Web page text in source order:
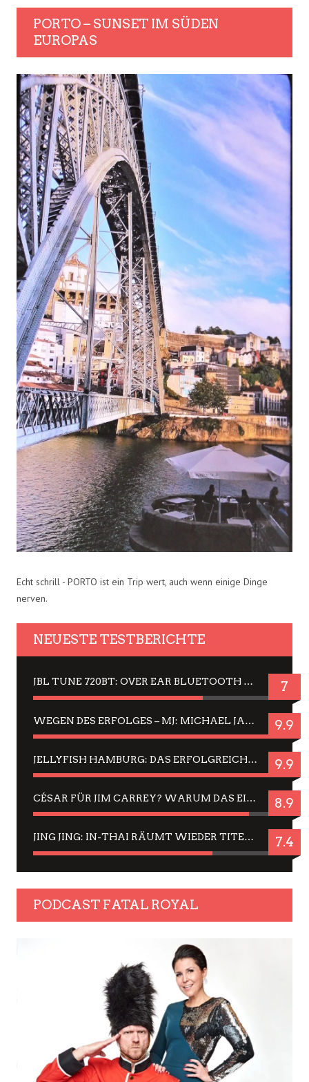
PORTO – SUNSET IM SÜDEN
EUROPAS
Echt schrill - PORTO ist ein Trip wert, auch wenn einige Dinge
nerven.
NEUESTE TESTBERICHTE
JBL TUNE 720BT: OVER EAR BLUETOOTH KOPFHÖRER UM DIE 50,-€ IM DAUER-TEST 7
WEGEN DES ERFOLGES – MJ: MICHAEL JACKSON MUSICAL IN EINER MATINEE SEHEN 9.9
JELLYFISH HAMBURG: DAS ERFOLGREICHE SOMMER-MENÜ 2025 IN GEFÜHLEN UND BILDERN 9.9
CÉSAR FÜR JIM CARREY? WARUM DAS EINER DER NERVIGSTEN ACTORS IST UND BLEIBT 8.9
JING JING: IN-THAI RÄUMT WIEDER TITEL AB – EIN ZWEI-STUNDEN-ERLEBNISBERICHT 7.4
PODCAST FATAL ROYAL